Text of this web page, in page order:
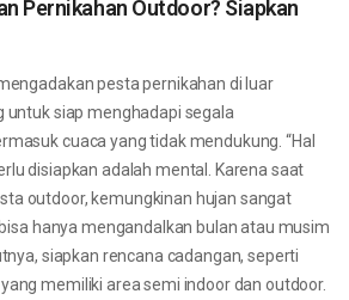
Pernikahan Outdoor? Siapkan
pesta pernikahan di luar
untuk siap menghadapi segala
cuaca yang tidak mendukung. “Hal
disiapkan adalah mental. Karena saat
outdoor, kemungkinan hujan sangat
hanya mengandalkan bulan atau musim
siapkan rencana cadangan, seperti
memiliki area semi indoor dan outdoor.